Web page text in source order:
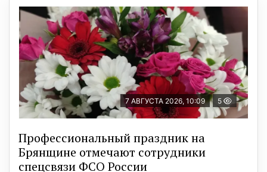
7 АВГУСТА 2026, 10:09 5
Профессиональный праздник на
Брянщине отмечают сотрудники
спецсвязи ФСО России